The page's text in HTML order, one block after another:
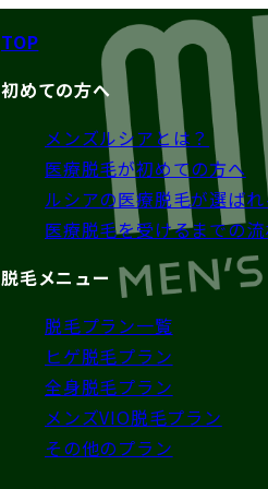
TOP
初めての方へ
メンズルシアとは？
医療脱毛が初めての方へ
ルシアの医療脱毛が選ば
医療脱毛を受けるまでの
脱毛メニュー
脱毛プラン一覧
ヒゲ脱毛プラン
全身脱毛プラン
メンズVIO脱毛プラン
その他のプラン